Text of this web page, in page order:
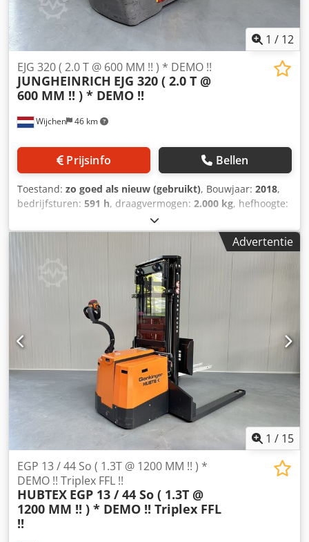
1 / 12
Wijchen 46 km
EJG 320 ( 2.0 T @ 600 MM !! ) * DEMO !!
JUNGHEINRICH EJG 320 ( 2.0 T @
600 MM !! ) * DEMO !!
Prijsinfo Bellen
Toestand: zo goed als nieuw (gebruikt), Bouwjaar: 2018,
bedrijfsturen: 591 h, draagvermogen: 2.000 kg, hefhoogte:
elektrisch
bouwhoogte:2.120 mm, Manufacturer +
model:JUNGHEINRICH EJG 320 Mast:2W2500 ID:24061.5795
Cat.:Demo Mast:2W2500 Lowered height:2120 mm Lifting
height:2500 mm Capacity:2000 kg Year:2018 Hours:591
hours Capacity:24 v / 330 ah - GEL Options:ZEER unieke
CONTRA stapelaar !!!Uitgevoerd met ;- VRIJDRAGENDE
verstelbare heftruck lepels - GESCHIKT voor alle soorten
pallets - POWERSTEERING ! ! ! Credjzq T Ugopfx Agyef
Advertentie
1 / 15
EGP 13 / 44 So ( 1.3T @ 1200 MM !! ) *
DEMO !! Triplex FFL !!
HUBTEX EGP 13 / 44 So ( 1.3T @
1200 MM !! ) * DEMO !! Triplex FFL
!!